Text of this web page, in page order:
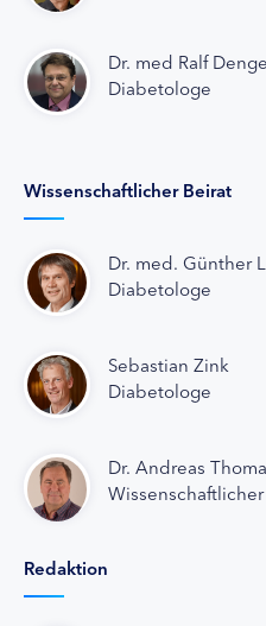
Dr. med Ralf
Diabetologe
Wissenschaftlicher Beirat
Dr. med. Günther
Diabetologe
Sebastian Zink
Diabetologe
Dr. Andreas
Redaktion